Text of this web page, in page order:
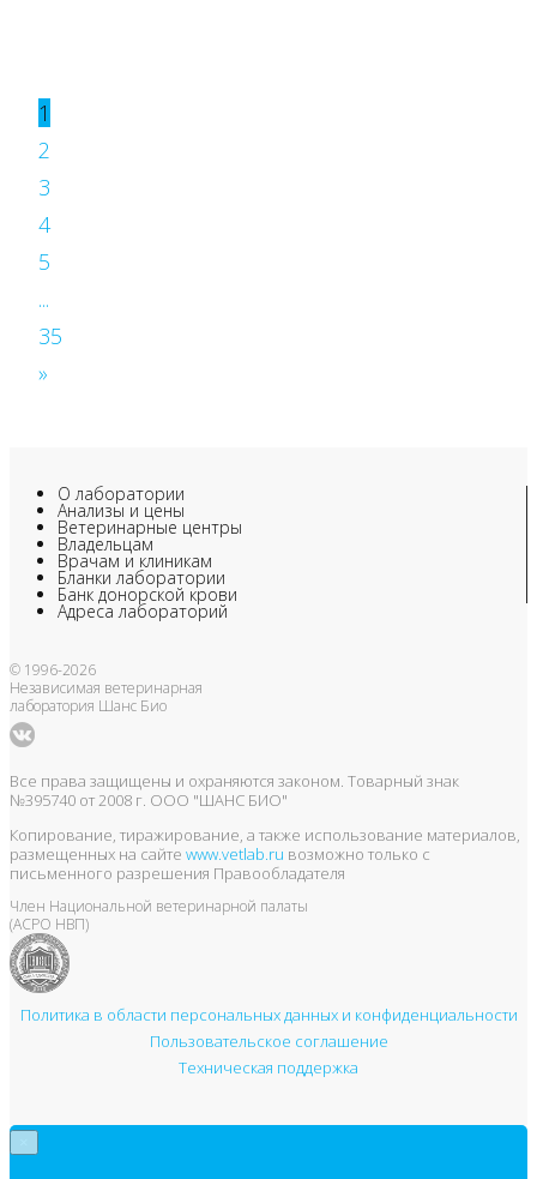
1
2
3
4
5
...
35
»
О лаборатории
Анализы и цены
Ветеринарные центры
Владельцам
Врачам и клиникам
Бланки лаборатории
Банк донорской крови
Адреса лабораторий
© 1996-2026
Независимая ветеринарная
лаборатория Шанс Био
Все права защищены и охраняются законом. Товарный знак
№395740 от 2008 г. ООО "ШАНС БИО"
Копирование, тиражирование, а также использование материалов,
размещенных на сайте www.vetlab.ru возможно только с
письменного разрешения Правообладателя
Член Национальной ветеринарной палаты
(АСРО НВП)
Политика в области персональных данных и конфиденциальности
Пользовательское соглашение
Техническая поддержка